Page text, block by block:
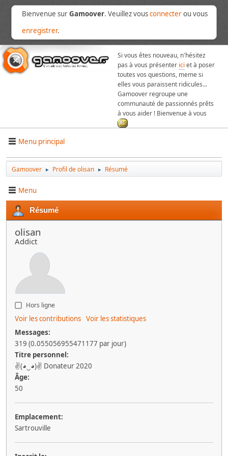
Bienvenue surGamoover. Veuillez vousconnecterou vous
enregistrer.
Si vous êtes nouveau, n'hésitez
pas à vous présenter ici et à poser
toutes vos questions, meme si
elles vous paraissent ridicules...
Gamoover regroupe une
communauté de passionnés prêts
à vous aider ! Bienvenue à vous
Menu principal
Gamoover ► Profil de olisan ► Résumé
Menu
Résumé
olisan
Addict
Hors ligne
Voir les contributions Voir les statistiques
Messages:
319 (0.055056955471177 par jour)
Titre personnel:
✌(◕‿◕)✌ Donateur 2020
Âge:
50
Emplacement:
Sartrouville